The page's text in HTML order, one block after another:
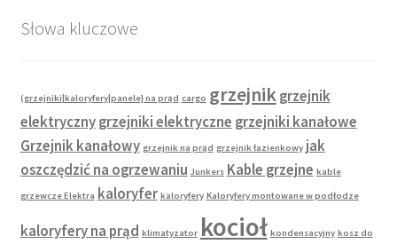
Słowa kluczowe
(grzejniki|kaloryfery|panele} na prąd cargo grzejnik grzejnik
elektryczny grzejniki elektryczne grzejniki kanałowe
Grzejnik kanałowy grzejnik na prąd grzejnik łazienkowy jak
oszczędzić na ogrzewaniu Junkers Kable grzejne kable
grzewcze Elektra kaloryfer kaloryfery Kaloryfery montowane w podłodze
kaloryfery na prąd klimatyzator kocioł kondensacyjny kosz do